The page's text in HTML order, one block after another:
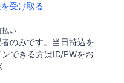
受け取る
払い
のみです。当日持込を
できる方はID/PWをお